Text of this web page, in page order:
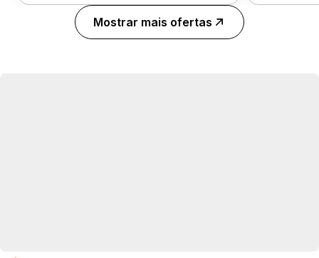
Mostrar mais ofertas